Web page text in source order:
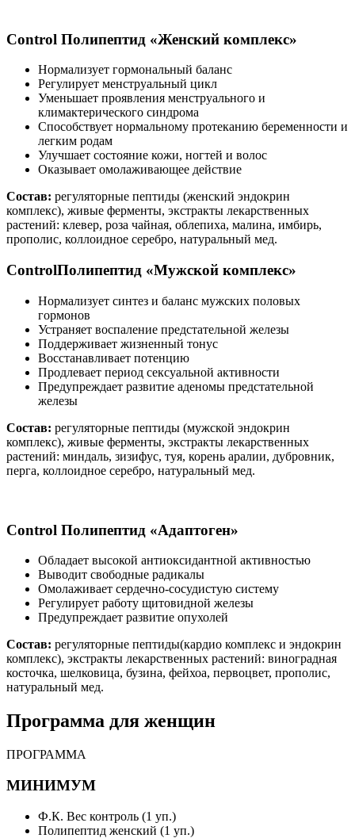
Control Полипептид «Женский комплекс»
Нормализует гормональный баланс
Регулирует менструальный цикл
Уменьшает проявления менструального и
климактерического синдрома
Способствует нормальному протеканию беременности и
легким родам
Улучшает состояние кожи, ногтей и волос
Оказывает омолаживающее действие
Состав: регуляторные пептиды (женский эндокрин
комплекс), живые ферменты, экстракты лекарственных
растений: клевер, роза чайная, облепиха, малина, имбирь,
прополис, коллоидное серебро, натуральный мед.
ControlПолипептид «Мужской комплекс»
Нормализует синтез и баланс мужских половых
гормонов
Устраняет воспаление предстательной железы
Поддерживает жизненный тонус
Восстанавливает потенцию
Продлевает период сексуальной активности
Предупреждает развитие аденомы предстательной
железы
Состав: регуляторные пептиды (мужской эндокрин
комплекс), живые ферменты, экстракты лекарственных
растений: миндаль, зизифус, туя, корень аралии, дубровник,
перга, коллоидное серебро, натуральный мед.
Control Полипептид «Адаптоген»
Обладает высокой антиоксидантной активностью
Выводит свободные радикалы
Омолаживает сердечно-сосудистую систему
Регулирует работу щитовидной железы
Предупреждает развитие опухолей
Состав: регуляторные пептиды(кардио комплекс и эндокрин
комплекс), экстракты лекарственных растений: виноградная
косточка, шелковица, бузина, фейхоа, первоцвет, прополис,
натуральный мед.
Программа для женщин
ПРОГРАММА
МИНИМУМ
Ф.К. Вес контроль (1 уп.)
Полипептид женский (1 уп.)